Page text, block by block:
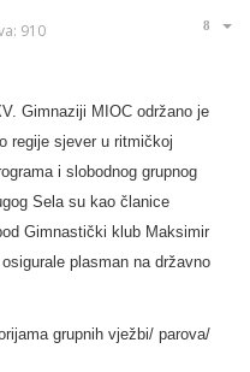
910
Gimnaziji MIOC održano je
regije sjever u ritmičkoj
i slobodnog grupnog
Sela su kao članice
Gimnastički klub Maksimir
plasman na državno
grupnih vježbi/ parova/